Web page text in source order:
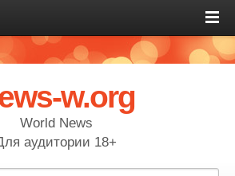
w.org
World News
аудитории 18+